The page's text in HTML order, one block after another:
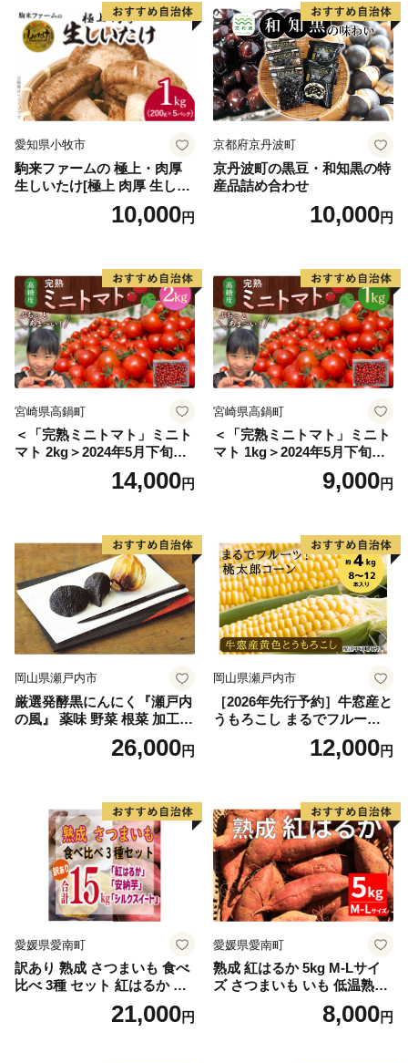
本庄には、明治時代に養蚕と絹で栄えた歴史を今に繋ぐ
「本庄絣」、豊かな自然で育まれた「本庄野菜」や「武
州和牛」等、みなさんが笑顔になれる魅力がたくさんあ
ります。
これからも発展を続ける「歴史と教育のまち 本庄」へ
のご声援をお願いいたします。
愛知県小牧市
駒来ファームの 極上・肉厚
生しいたけ[極上 肉厚 生しい
たけ 生シイタケ 生椎茸 安心
安全 国産 採れたて 新鮮 きの
10,000円
京都府京丹波町
京丹波町の黒豆・和知黒の特
産品詰め合わせ
10,000円
宮崎県高鍋町
＜「完熟ミニトマト」ミニト
マト 2kg＞2024年5月下旬迄
に順次出荷 野菜ソムリエサ
ミット アルル・リリカ共に
県 高鍋町産 産地直送 有機肥
料使用 高糖度 西森農園
14,000円
宮崎県高鍋町
＜「完熟ミニトマト」ミニト
マト 1kg＞2024年5月下旬迄
に順次出荷 野菜ソムリエサ
ミット アルル・リリカ共に
県 高鍋町産 産地直送 有機肥
料使用 高糖度 西森農園
9,000円
岡山県瀬戸内市
厳選発酵黒にんにく『瀬戸内
の風』 薬味 野菜 根菜 加工食
26,000円
岡山県瀬戸内市
［2026年先行予約］牛窓産と
うもろこし まるでフルー
ツ！最高糖度25度超え 生で
甘い、茹でて美味い！ 黄色
野菜
12,000円
愛媛県愛南町
訳あり 熟成 さつまいも 食べ
比べ 3種 セット 紅はるか 安
納芋 シルクスイート 合計 15
kg サイズ混合 サツマイモ 焼
21,000円
愛媛県愛南町
熟成 紅はるか 5kg M-Lサイ
ズ さつまいも いも 低温熟成
完全熟成収穫 甘い 糖度 焼き
芋 やきいも スイートポテト
8,000円